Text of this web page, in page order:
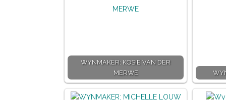
WYNMAKER: KOSIE VAN DER
MERWE